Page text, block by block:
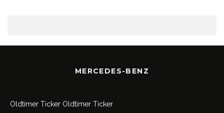
MERCEDES-BENZ
Oldtimer Ticker Oldtimer Ticker